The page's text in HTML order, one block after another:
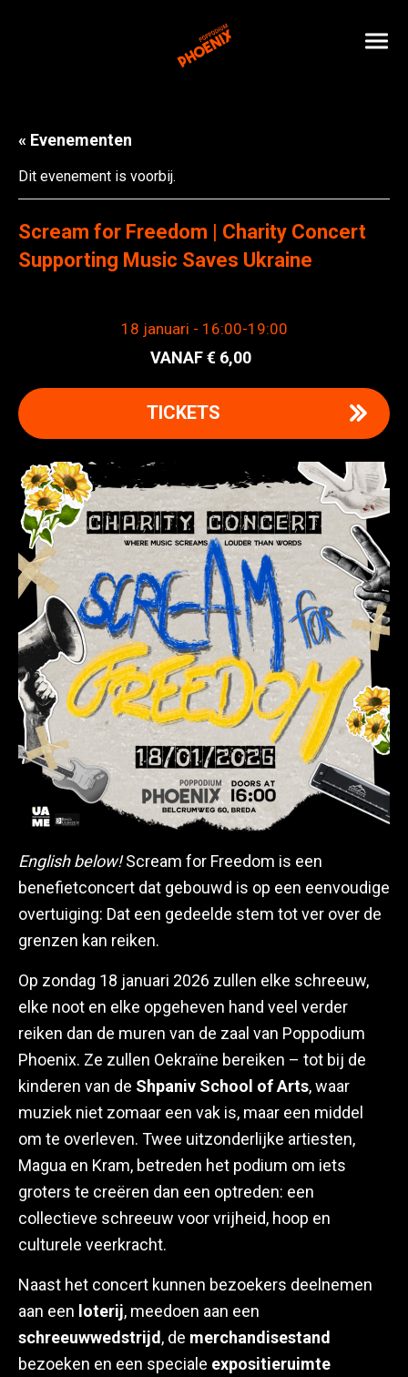
« Evenementen
Dit evenement is voorbij.
Scream for Freedom | Charity Concert
Supporting Music Saves Ukraine
18 januari - 16:00-19:00
6,00
TICKETS
English below!Scream for Freedom is een
benefietconcert dat gebouwd is op een eenvoudige
overtuiging: Dat een gedeelde stem tot ver over de
grenzen kan reiken.
Op zondag 18 januari 2026 zullen elke schreeuw,
elke noot en elke opgeheven hand veel verder
reiken dan de muren van de zaal van Poppodium
Phoenix. Ze zullen Oekraïne bereiken – tot bij de
kinderen van de Shpaniv School of Arts, waar
muziek niet zomaar een vak is, maar een middel
om te overleven. Twee uitzonderlijke artiesten,
Magua en Kram, betreden het podium om iets
groters te creëren dan een optreden: een
collectieve schreeuw voor vrijheid, hoop en
culturele veerkracht.
Naast het concert kunnen bezoekers deelnemen
aan een loterij, meedoen aan een
schreeuwwedstrijd , de merchandisestand
bezoeken en een speciale expositieruimte